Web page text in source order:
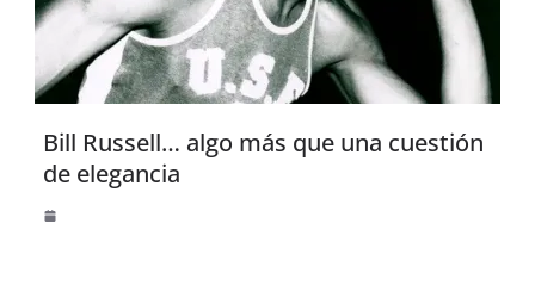
Bill Russell… algo más que una cuestión
de elegancia